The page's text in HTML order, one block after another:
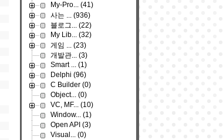
My-Pro... (41)
사는 ... (936)
블로그... (22)
My Lib... (32)
게임 ... (23)
개발관... (3)
Smart ... (1)
Delphi (96)
C Builder (0)
Object... (0)
VC, MF... (10)
Window... (1)
Open API (3)
Visual... (0)